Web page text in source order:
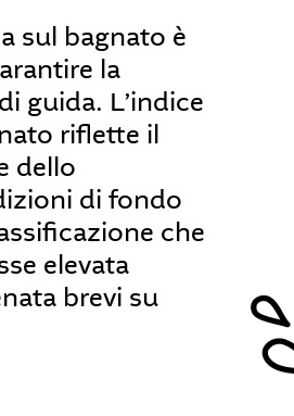
sul bagnato è
la
guida. L’indice
riflette il
dello
di fondo
che
elevata
brevi su